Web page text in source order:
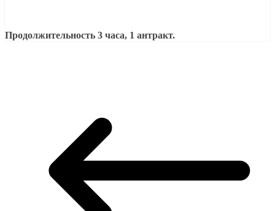
Продолжительность 3 часа, 1 антракт.